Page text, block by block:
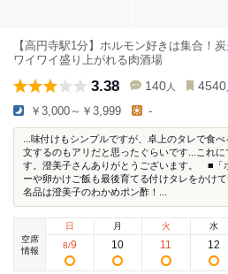
【高円寺駅1分】ホルモン好きは集合！
ワイワイ盛り上がれる肉酒場
3.38 140 人 4540
￥3,000～￥3,999 -
...味付けもシンプルですが、卓上のタレで食べ
文するのもアリだと思ったぐらいです...これ
す。澄美子さんありがとうございます。 ■「
ーや卵かけご飯も最後育てる付けタレをかけ
名品は澄美子のわかめポン酢！...
空席
情報
日
8/9
月
10
火
11
水
12